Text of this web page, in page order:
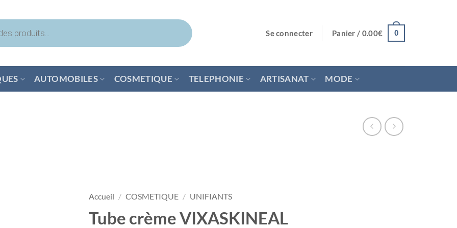
Se connecter Panier / 0.00€ 0
AUTOMOBILES COSMETIQUE TELEPHONIE ARTISANAT MODE
Accueil / COSMETIQUE / UNIFIANTS
Tube crème VIXASKINEAL